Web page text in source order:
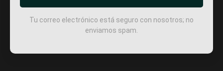
Tu correo electrónico está seguro con nosotros; no
enviamos spam.